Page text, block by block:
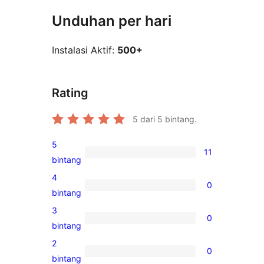
Unduhan per hari
Instalasi Aktif: 500+
Rating
5 dari 5 bintang.
11
ulasan
5-
5
bintang
11
0
ulasan
4-
4
bintang
0
0
ulasan
3-
3
bintang
0
0
2
bintang
0